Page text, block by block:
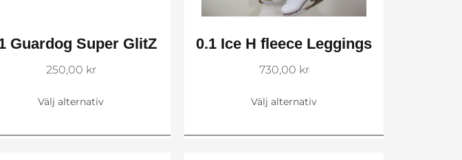
Guardog Super GlitZ
250,00 kr
Välj alternativ
0.1 Ice H fleece Leggings
730,00 kr
Välj alternativ